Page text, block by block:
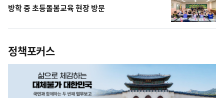
방학 중 초등돌봄교육 현장 방문
정책포커스